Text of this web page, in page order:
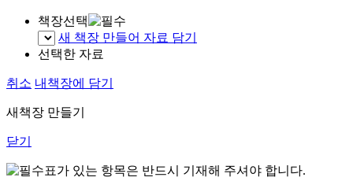
책장선택
새 책장 만들어 자료 담기
선택한 자료
취소 내책장에 담기
새책장 만들기
닫기
표가 있는 항목은 반드시 기재해 주셔야 합니다.